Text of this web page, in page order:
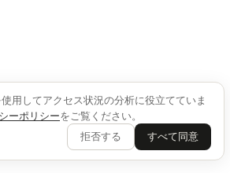
用してアクセス状況の分析に役立てていま
ーポリシーをご覧ください。
拒否する
すべて同意